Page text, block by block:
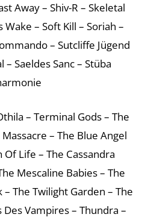
Away – Shiv-R – Skeletal
Wake – Soft Kill – Soriah –
– Sutcliffe Jügend
– Saeldes Sanc – Stüba
– Terminal Gods – The
– The Blue Angel
Life – The Cassandra
Mescaline Babies – The
The Twilight Garden – The
Vampires – Thundra –